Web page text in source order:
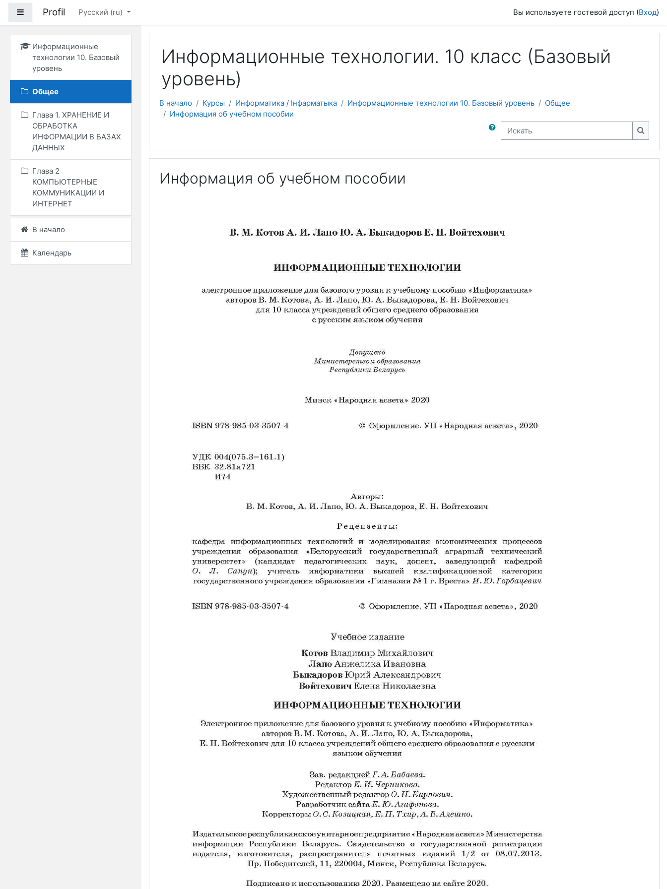
Боковая панель
Profil Русский ‎(ru)‎ Вы используете гостевой доступ (Вход)
Информационные
технологии 10. Базовый
уровень
Общее
Глава 1. ХРАНЕНИЕ И
ОБРАБОТКА
ИНФОРМАЦИИ В БАЗАХ
ДАННЫХ
Глава 2
КОМПЬЮТЕРНЫЕ
КОММУНИКАЦИИ И
ИНТЕРНЕТ
В начало
Календарь
Информационные технологии. 10 класс (Базовый
уровень)
В начало Курсы Информатика / Інфарматыка Информационные технологии 10. Базовый уровень
Общее
Информация об учебном пособии
Искать
Искать
Информация об учебном пособии